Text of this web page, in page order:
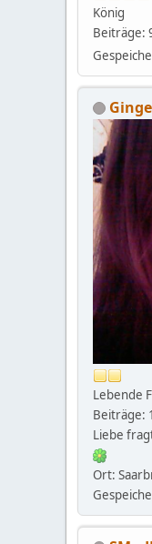
König
Beiträge:
Lebende
Beiträge:
Liebe
Ort: